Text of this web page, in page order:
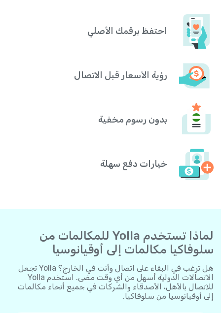
احتفظ برقمك الأصلي
رؤية الأسعار قبل الاتصال
بدون رسوم مخفية
خيارات دفع سهلة
لماذا تستخدم Yolla للمكالمات من
سلوفاكيا مكالمات إلى أوقيانوسيا
هل ترغب في البقاء على اتصال وأنت في الخارج؟ Yolla تجعل
الاتصالات الدولية أسهل من أي وقت مضى. استخدم Yolla
للاتصال بالأهل، الأصدقاء والشركات في جميع أنحاء مكالمات
إلى أوقيانوسيا من سلوفاكيا.